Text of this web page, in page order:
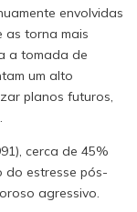
envolvidas
as torna mais
a tomada de
um alto
planos futuros,
cerca de 45%
do estresse pós-
agressivo.